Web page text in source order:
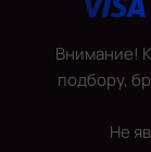
Внимание!
подбору,
Не